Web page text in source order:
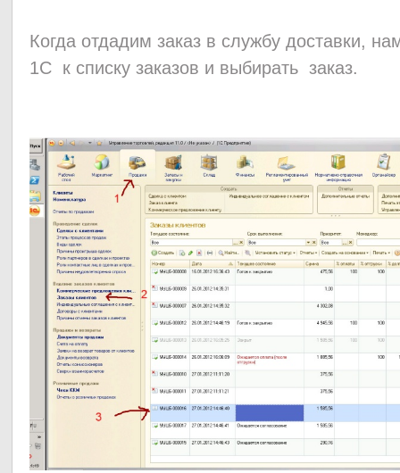
Когда отдадим заказ в службу доставки,
1С к списку заказов и выбирать заказ.